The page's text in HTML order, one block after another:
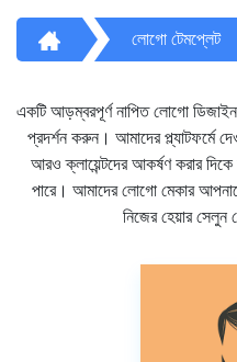
লোগো টেমপ্লেট
একটি আড়ম্বরপূর্ণ নাপিত লোগো ডিজাইন
প্রদর্শন করুন। আমাদের প্ল্যাটফর্মে
আরও ক্লায়েন্টদের আকর্ষণ করার
পারে। আমাদের লোগো মেকার
নিজের হেয়ার